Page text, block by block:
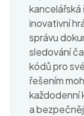
inovativní
správu
sledování
kódů pro
řešením
každodenní
a